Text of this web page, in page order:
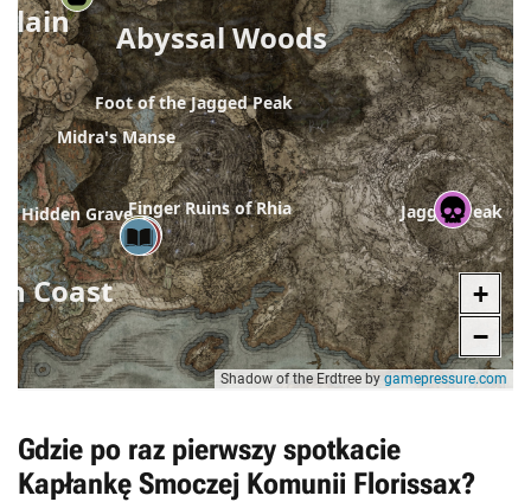
Gdzie po raz pierwszy spotkacie
Kapłankę Smoczej Komunii Florissax?